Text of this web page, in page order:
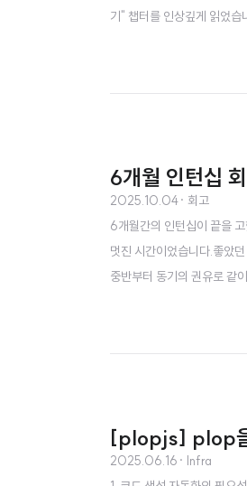
기" 챕터를 인상깊게 읽었
6개월 인턴십
2025.10.04· 회고
6개월간의 인턴십이 끝을
멋진 시간이었습니다.좋았
중반부터 동기의 권유로 같
[plopjs] plop
2025.06.16 · Infra